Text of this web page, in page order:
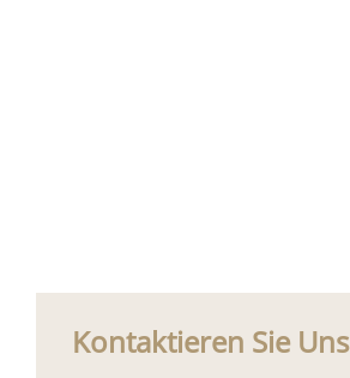
Kontaktieren Sie Uns